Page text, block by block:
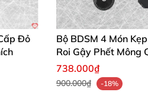
giúp gắn kết bạn bè trên
du lịch, trải nghiệm lâm tâm
Đỏ
Bộ BDSM 4 Món
Roi Gậy Phết Mông
738.000₫
900.000₫
-18%